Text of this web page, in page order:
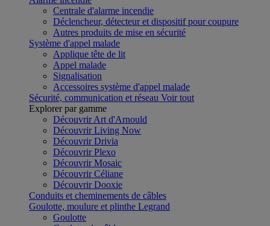
Centrale d'alarme incendie
Déclencheur, détecteur et dispositif pour coupure
Autres produits de mise en sécurité
Système d'appel malade
Applique tête de lit
Appel malade
Signalisation
Accessoires système d'appel malade
Sécurité, communication et réseau Voir tout
Explorer par gamme
Découvrir Art d'Arnould
Découvrir Living Now
Découvrir Drivia
Découvrir Plexo
Découvrir Mosaic
Découvrir Céliane
Découvrir Dooxie
Conduits et cheminements de câbles
Goulotte, moulure et plinthe Legrand
Goulotte